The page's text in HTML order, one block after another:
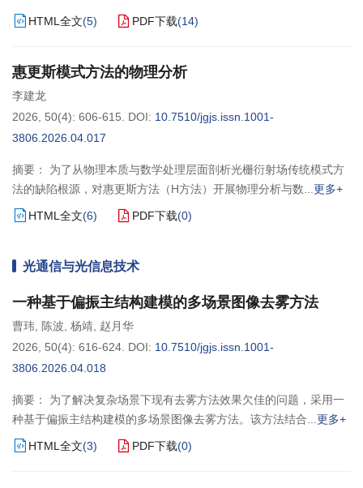
HTML全文(5) PDF下载(14)
惠更斯模式方法的物理分析
李建龙
2026, 50(4): 606-615. DOI: 10.7510/jgjs.issn.1001-
3806.2026.04.017
摘要： 为了从物理本质与数学处理层面剖析光栅衍射场传统模式方
法的缺陷根源，对惠更斯方法（H方法）开展物理分析与数
更多+
HTML全文(6) PDF下载(0)
光通信与光信息技术
一种基于偏振主结构建模的多场景图像去雾方法
曹玮, 陈波, 杨靖, 赵月华
2026, 50(4): 616-624. DOI: 10.7510/jgjs.issn.1001-
3806.2026.04.018
摘要： 为了解决复杂场景下现有去雾方法效果欠佳的问题，采用一
种基于偏振主结构建模的多场景图像去雾方法。该方法结合
更多+
HTML全文(3) PDF下载(0)